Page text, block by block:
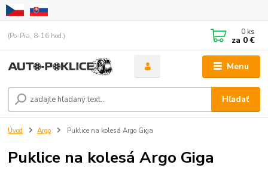
Menu
Hľadať
(Po-Pia, 8-16 hod.) 0 ks
za 0 €
Úvod Argo Puklice na kolesá Argo Giga
Puklice na kolesá Argo Giga